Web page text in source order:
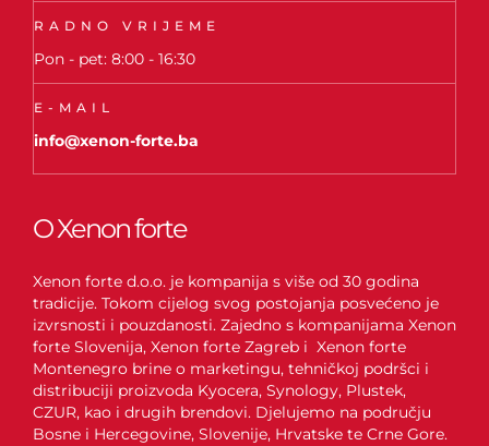
RADNO VRIJEME
Pon - pet: 8:00 - 16:30
E-MAIL
info@xenon-forte.ba
O Xenon forte
Xenon forte d.o.o. je kompanija s više od 30 godina
tradicije. Tokom cijelog svog postojanja posvećeno je
izvrsnosti i pouzdanosti. Zajedno s kompanijama Xenon
forte Slovenija, Xenon forte Zagreb i Xenon forte
Montenegro brine o marketingu, tehničkoj podršci i
distribuciji proizvoda Kyocera, Synology, Plustek,
CZUR, kao i drugih brendovi. Djelujemo na području
Bosne i Hercegovine, Slovenije, Hrvatske te Crne Gore.